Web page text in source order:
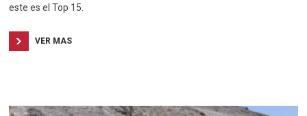
este es el Top 15.
VER MAS